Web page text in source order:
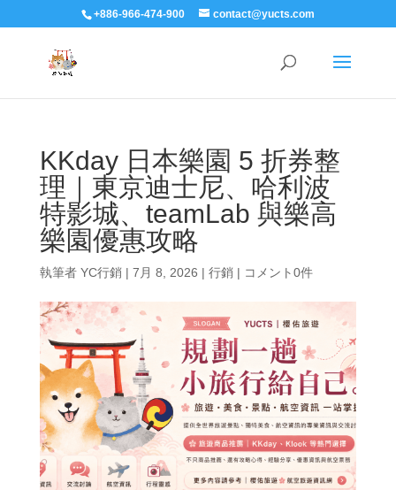
+886-966-474-900 contact@yucts.com
KKday 日本樂園 5 折券整
理｜東京迪士尼、哈利波
特影城、teamLab 與樂高
樂園優惠攻略
執筆者 YC行銷| 7月 8, 2026 | 行銷| コメント0件